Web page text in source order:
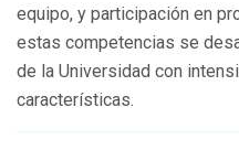
equipo, y participación en
estas competencias se
de la Universidad con
características.